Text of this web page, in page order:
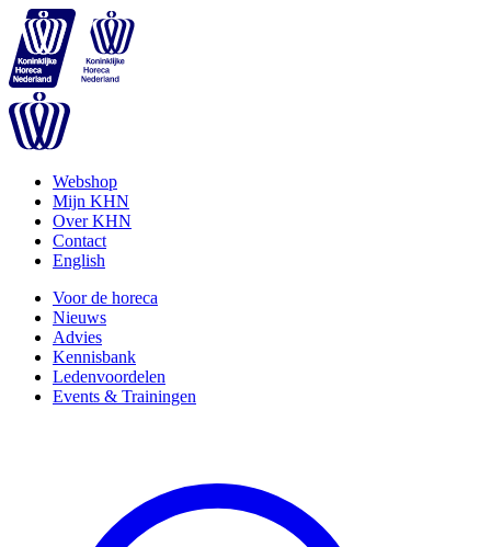
Webshop
Mijn KHN
Over KHN
Contact
English
Voor de horeca
Nieuws
Advies
Kennisbank
Ledenvoordelen
Events & Trainingen